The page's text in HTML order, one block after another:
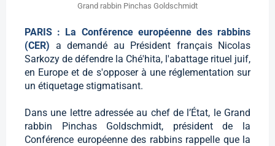
Grand rabbin Pinchas Goldschmidt
PARIS : La Conférence européenne des rabbins
(CER) a demandé au Président français Nicolas
Sarkozy de défendre la Ché'hita, l'abattage rituel juif,
en Europe et de s'opposer à une réglementation sur
un étiquetage stigmatisant.
Dans une lettre adressée au chef de l’État, le Grand
rabbin Pinchas Goldschmidt, président de la
Conférence européenne des rabbins rappelle que la